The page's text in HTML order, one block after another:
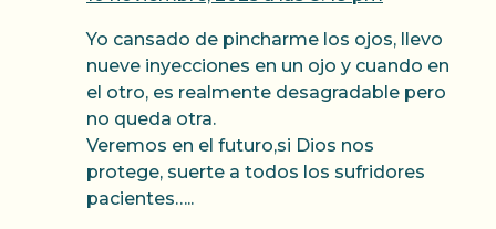
Yo cansado de pincharme los ojos, llevo
nueve inyecciones en un ojo y cuando en
el otro, es realmente desagradable pero
no queda otra.
Veremos en el futuro,si Dios nos
protege, suerte a todos los sufridores
pacientes…..